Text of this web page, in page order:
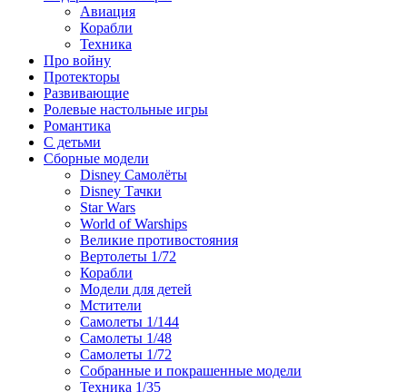
Авиация
Корабли
Техника
Про войну
Протекторы
Развивающие
Ролевые настольные игры
Романтика
С детьми
Сборные модели
Disney Самолёты
Disney Тачки
Star Wars
World of Warships
Великие противостояния
Вертолеты 1/72
Корабли
Модели для детей
Мстители
Самолеты 1/144
Самолеты 1/48
Самолеты 1/72
Собранные и покрашенные модели
Техника 1/35